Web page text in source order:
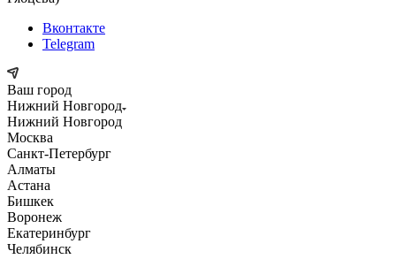
Вконтакте
Telegram
Ваш город
Нижний Новгород
Нижний Новгород
Москва
Санкт-Петербург
Алматы
Астана
Бишкек
Воронеж
Екатеринбург
Челябинск